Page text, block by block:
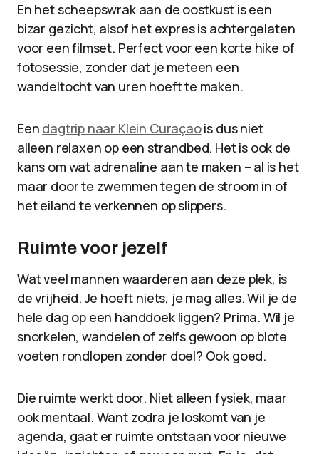
En het scheepswrak aan de oostkust is een
bizar gezicht, alsof het expres is achtergelaten
voor een filmset. Perfect voor een korte hike of
fotosessie, zonder dat je meteen een
wandeltocht van uren hoeft te maken.
Een dagtrip naar Klein Curaçaois dus niet
alleen relaxen op een strandbed. Het is ook de
kans om wat adrenaline aan te maken – al is het
maar door te zwemmen tegen de stroom in of
het eiland te verkennen op slippers.
Ruimte voor jezelf
Wat veel mannen waarderen aan deze plek, is
de vrijheid. Je hoeft niets, je mag alles. Wil je de
hele dag op een handdoek liggen? Prima. Wil je
snorkelen, wandelen of zelfs gewoon op blote
voeten rondlopen zonder doel? Ook goed.
Die ruimte werkt door. Niet alleen fysiek, maar
ook mentaal. Want zodra je loskomt van je
agenda, gaat er ruimte ontstaan voor nieuwe